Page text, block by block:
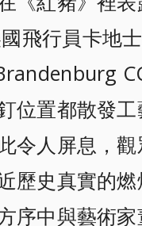
國飛行員卡地
位置都散發
令人屏息，
歷史真實的
序中與藝術